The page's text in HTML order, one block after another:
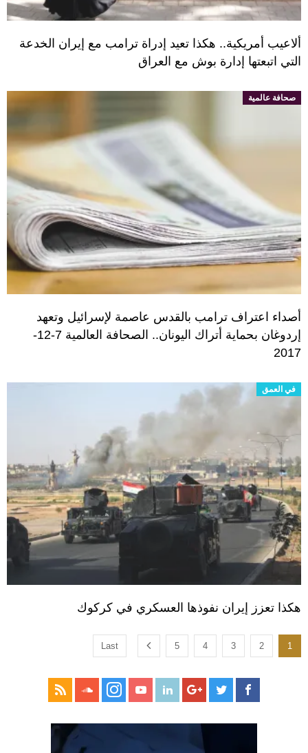
ألاعيب أمريكية.. هكذا تعيد إدراة ترامب مع إيران الخدعة
التي اتبعتها إدارة بوش مع العراق
صحافة عالمية
أصداء اعتراف ترامب بالقدس عاصمة لإسرائيل وتعهد
إردوغان بحماية أتراك اليونان.. الصحافة العالمية 7-12-
2017
في العمق
هكذا تعزز إيران نفوذها العسكري في كركوك
1
2
3
4
5
Last